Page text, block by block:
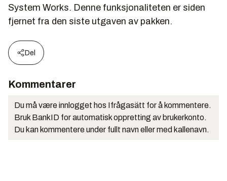
System Works. Denne funksjonaliteten er siden
fjernet fra den siste utgaven av pakken.
Del
Kommentarer
Du må være innlogget hos Ifrågasätt for å kommentere.
Bruk BankID for automatisk oppretting av brukerkonto.
Du kan kommentere under fullt navn eller med kallenavn.